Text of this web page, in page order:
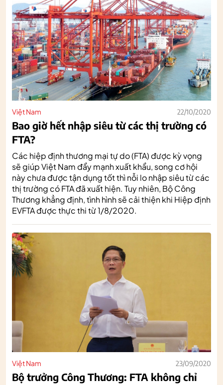
Việt Nam 22/10/2020
Bao giờ hết nhập siêu từ các thị trường có
FTA?
Các hiệp định thương mại tự do (FTA) được kỳ vọng
sẽ giúp Việt Nam đẩy mạnh xuất khẩu, song cơ hội
này chưa được tận dụng tốt thì nỗi lo nhập siêu từ các
thị trường có FTA đã xuất hiện. Tuy nhiên, Bộ Công
Thương khẳng định, tình hình sẽ cải thiện khi Hiệp định
EVFTA được thực thi từ 1/8/2020.
Việt Nam 23/09/2020
Bộ trưởng Công Thương: FTA không chỉ